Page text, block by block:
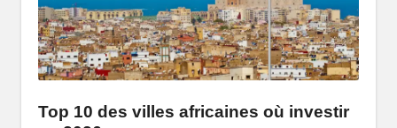
P
o
rt
ai
Top 10 des villes africaines où investir